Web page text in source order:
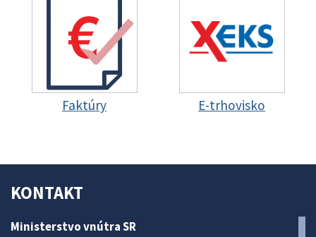
Faktúry E-trhovisko
KONTAKT
Ministerstvo vnútra SR